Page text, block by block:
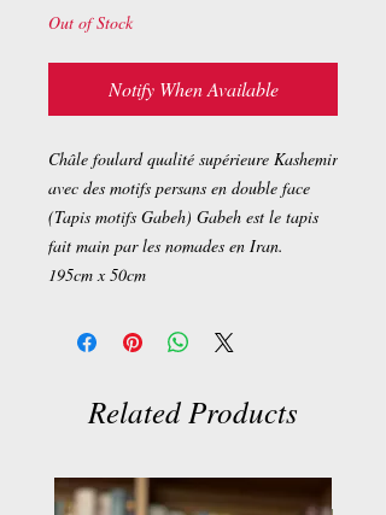
Out of Stock
Notify When Available
Châle foulard qualité supérieure Kashemir
avec des motifs persans en double face
(Tapis motifs Gabeh) Gabeh est le tapis
fait main par les nomades en Iran.
195cm x 50cm
Related Products